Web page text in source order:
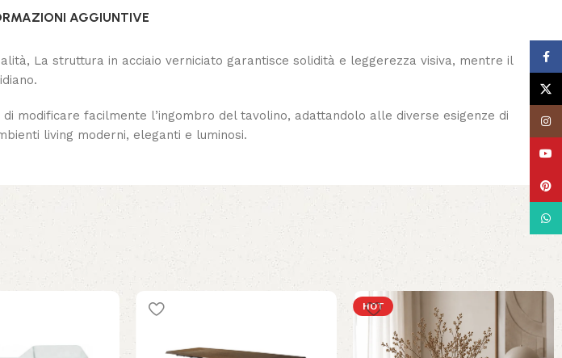
AGGIUNTIVE
La struttura in acciaio verniciato garantisce solidità e leggerezza visiva, mentre il
facilmente l’ingombro del tavolino, adattandolo alle diverse esigenze di
living moderni, eleganti e luminosi.
HOT